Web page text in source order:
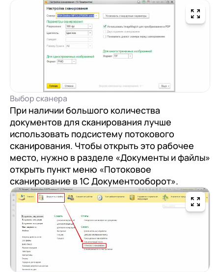
Выбор сканера
При наличии большого количества
документов для сканирования лучше
использовать подсистему потокового
сканирования. Чтобы открыть это рабочее
место, нужно в разделе «Документы и файлы»
открыть пункт меню «Потоковое
сканирование в 1С Документооборот».